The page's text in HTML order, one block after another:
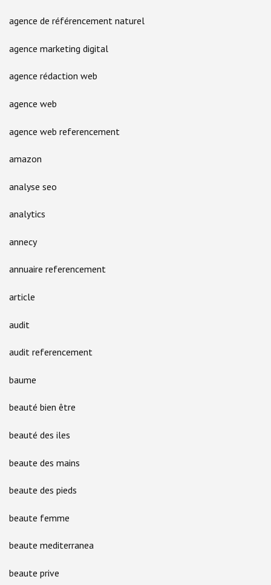
agence de référencement naturel
agence marketing digital
agence rédaction web
agence web
agence web referencement
amazon
analyse seo
analytics
annecy
annuaire referencement
article
audit
audit referencement
baume
beauté bien être
beauté des iles
beaute des mains
beaute des pieds
beaute femme
beaute mediterranea
beaute prive